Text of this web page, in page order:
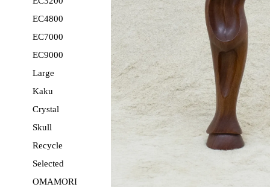
EC4800
EC7000
EC9000
Large
Kaku
Crystal
Skull
Recycle
Selected
OMAMORI